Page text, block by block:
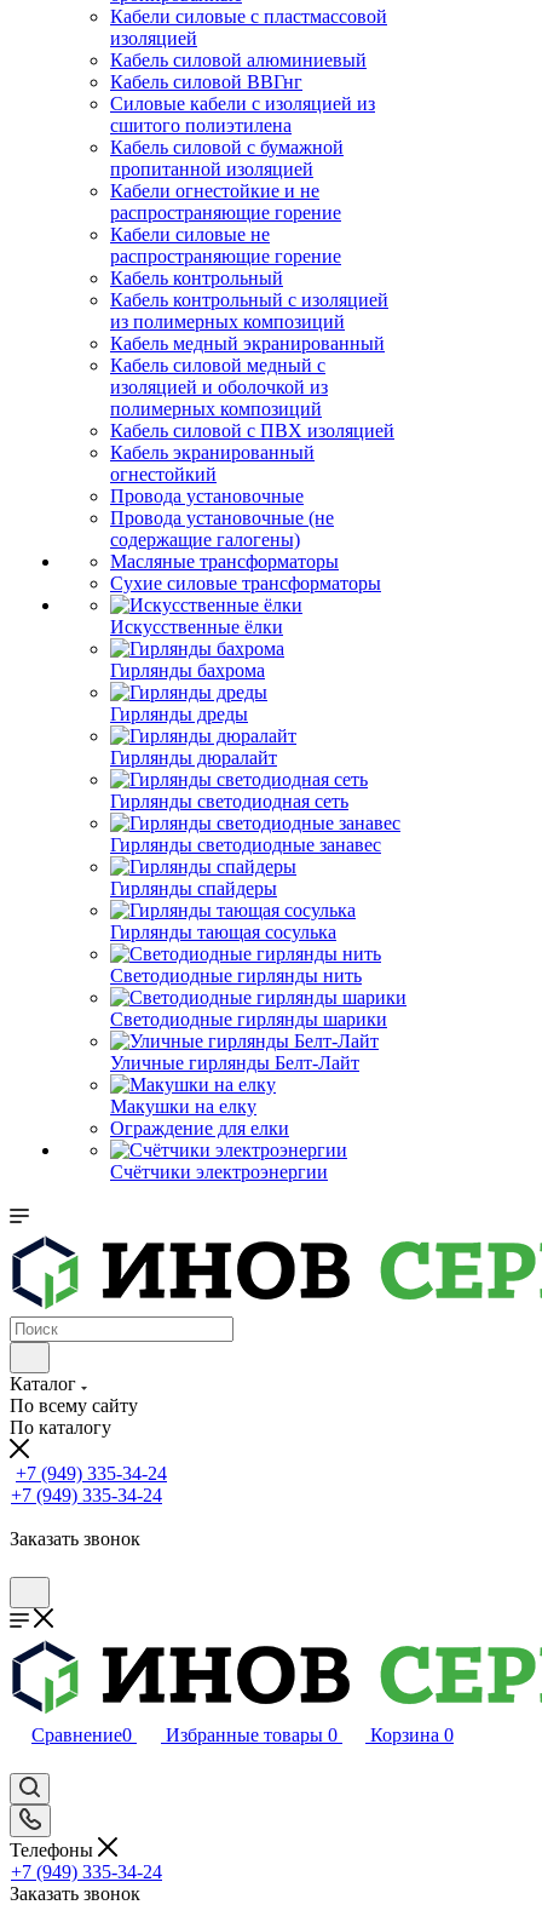
Кабели силовые с пластмассовой
изоляцией
Кабель силовой алюминиевый
Кабель силовой ВВГнг
Силовые кабели с изоляцией из
сшитого полиэтилена
Кабель силовой с бумажной
пропитанной изоляцией
Кабели огнестойкие и не
распространяющие горение
Кабели силовые не
распространяющие горение
Кабель контрольный
Кабель контрольный с изоляцией
из полимерных композиций
Кабель медный экранированный
Кабель силовой медный с
изоляцией и оболочкой из
полимерных композиций
Кабель силовой с ПВХ изоляцией
Кабель экранированный
огнестойкий
Провода установочные
Провода установочные (не
содержащие галогены)
Масляные трансформаторы
Сухие силовые трансформаторы
Искусственные ёлки
Гирлянды бахрома
Гирлянды дреды
Гирлянды дюралайт
Гирлянды светодиодная сеть
Гирлянды светодиодные занавес
Гирлянды спайдеры
Гирлянды тающая сосулька
Светодиодные гирлянды нить
Светодиодные гирлянды шарики
Уличные гирлянды Белт-Лайт
Макушки на елку
Ограждение для елки
Счётчики электроэнергии
Каталог
По всему сайту
По каталогу
+7 (949) 335-34-24
+7 (949) 335-34-24
Заказать звонок
Сравнение0 Избранные товары 0 Корзина 0
Телефоны
+7 (949) 335-34-24
Заказать звонок